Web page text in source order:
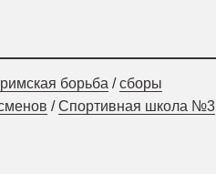
борьба /сборы
/Спортивная школа №3